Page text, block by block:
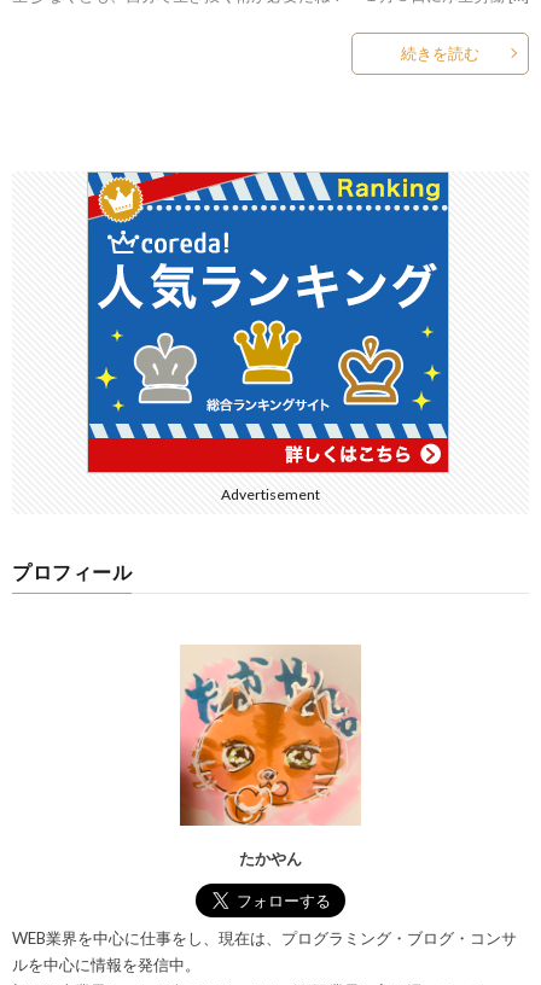
続きを読む
Advertisement
プロフィール
たかやん
WEB業界を中心に仕事をし、現在は、プログラミング・ブログ・コンサ
ルを中心に情報を発信中。